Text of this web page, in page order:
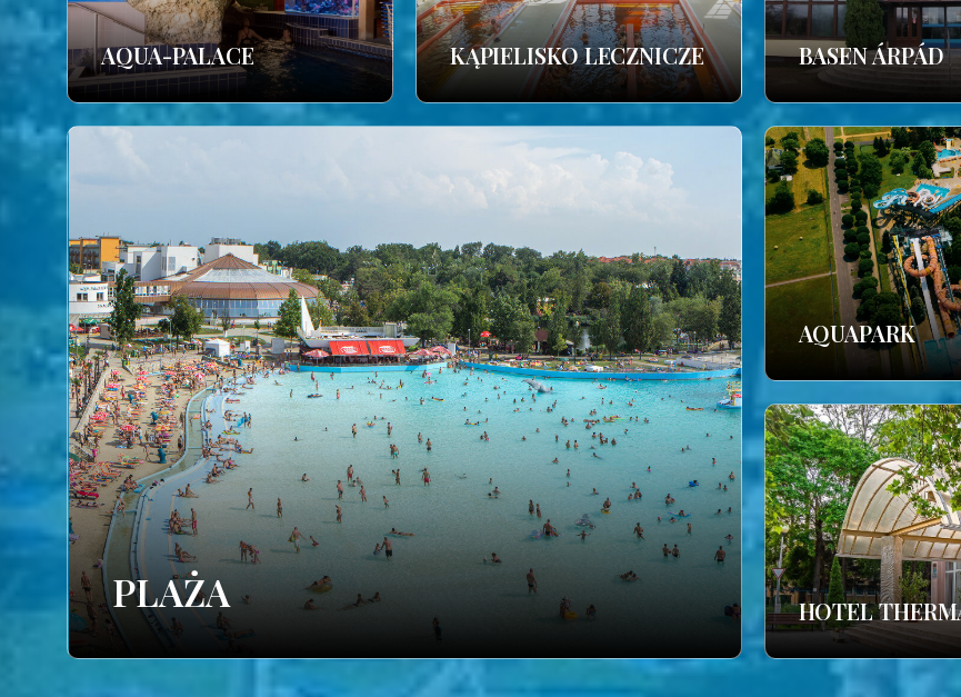
AQUA-PALACE KĄPIELISKO LECZNICZE BASEN ÁRPÁD
PLAŻA
AQUAPARK
HOTEL